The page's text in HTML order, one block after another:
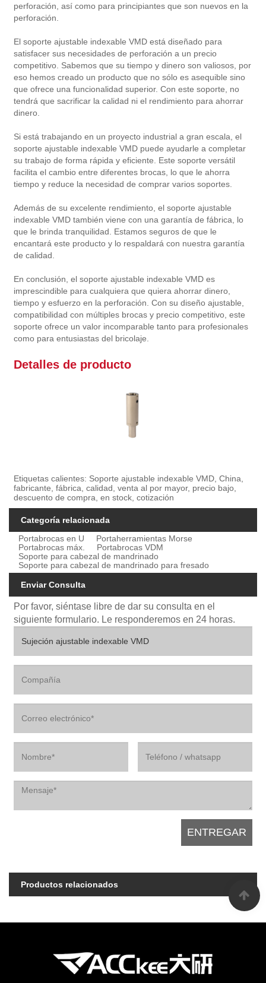
perforación, así como para principiantes que son nuevos en la
perforación.
El soporte ajustable indexable VMD está diseñado para
satisfacer sus necesidades de perforación a un precio
competitivo. Sabemos que su tiempo y dinero son valiosos, por
eso hemos creado un producto que no sólo es asequible sino
que ofrece una funcionalidad superior. Con este soporte, no
tendrá que sacrificar la calidad ni el rendimiento para ahorrar
dinero.
Si está trabajando en un proyecto industrial a gran escala, el
soporte ajustable indexable VMD puede ayudarle a completar
su trabajo de forma rápida y eficiente. Este soporte versátil
facilita el cambio entre diferentes brocas, lo que le ahorra
tiempo y reduce la necesidad de comprar varios soportes.
Además de su excelente rendimiento, el soporte ajustable
indexable VMD también viene con una garantía de fábrica, lo
que le brinda tranquilidad. Estamos seguros de que le
encantará este producto y lo respaldará con nuestra garantía
de calidad.
En conclusión, el soporte ajustable indexable VMD es
imprescindible para cualquiera que quiera ahorrar dinero,
tiempo y esfuerzo en la perforación. Con su diseño ajustable,
compatibilidad con múltiples brocas y precio competitivo, este
soporte ofrece un valor incomparable tanto para profesionales
como para entusiastas del bricolaje.
Detalles de producto
Etiquetas calientes: Soporte ajustable indexable VMD, China,
fabricante, fábrica, calidad, venta al por mayor, precio bajo,
descuento de compra, en stock, cotización
Categoría relacionada
Portabrocas en U
Portaherramientas Morse
Portabrocas máx.
Portabrocas VDM
Soporte para cabezal de mandrinado
Soporte para cabezal de mandrinado para fresado
Enviar Consulta
Por favor, siéntase libre de dar su consulta en el
siguiente formulario. Le responderemos en 24 horas.
Productos relacionados